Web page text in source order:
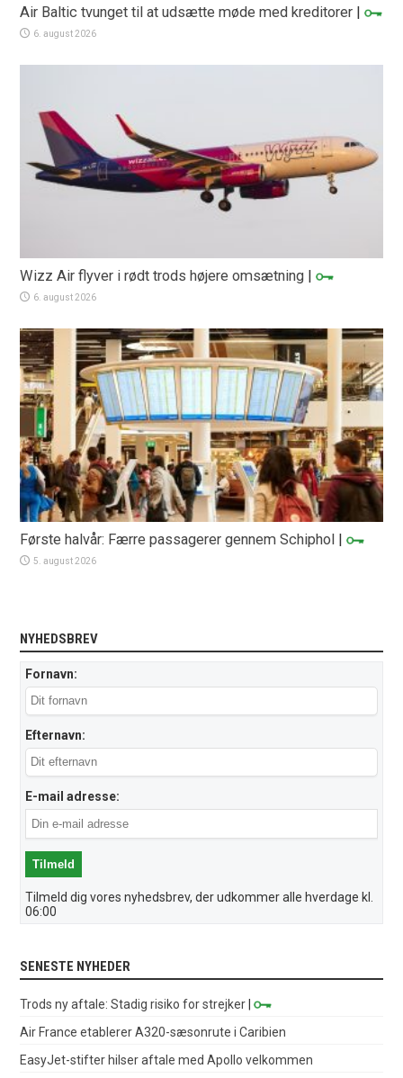
Air Baltic tvunget til at udsætte møde med kreditorer |
6. august 2026
Wizz Air flyver i rødt trods højere omsætning |
6. august 2026
Første halvår: Færre passagerer gennem Schiphol |
5. august 2026
NYHEDSBREV
Fornavn:
Efternavn:
E-mail adresse:
Tilmeld dig vores nyhedsbrev, der udkommer alle hverdage kl.
06:00
SENESTE NYHEDER
Trods ny aftale: Stadig risiko for strejker |
Air France etablerer A320-sæsonrute i Caribien
EasyJet-stifter hilser aftale med Apollo velkommen